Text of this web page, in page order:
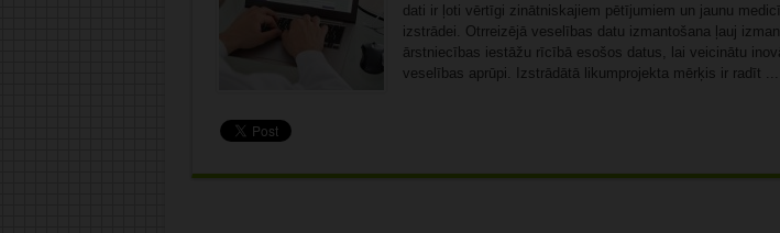
dati ir ļoti vērtīgi zinātniskajiem pētījumiem un jaunu
izstrādei. Otrreizējā veselības datu izmantošana ļauj
ārstniecības iestāžu rīcībā esošos datus, lai veicinātu
veselības aprūpi. Izstrādātā likumprojekta mērķis ir radīt ...